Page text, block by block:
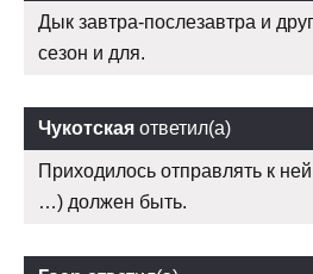
Дык завтра-послезавтра и
сезон и для.
Чукотская ответил(а)
Приходилось отправлять к
…) должен быть.